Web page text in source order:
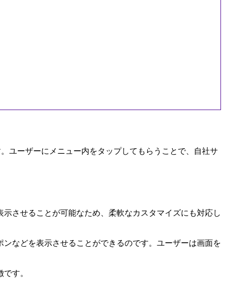
ユーザーにメニュー内をタップしてもらうことで、自社サ
させることが可能なため、柔軟なカスタマイズにも対応し
などを表示させることができるのです。ユーザーは画面を
す。